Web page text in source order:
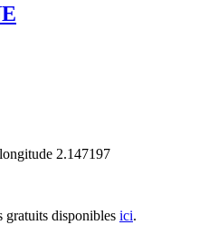
2.147197
gratuits disponibles ici.